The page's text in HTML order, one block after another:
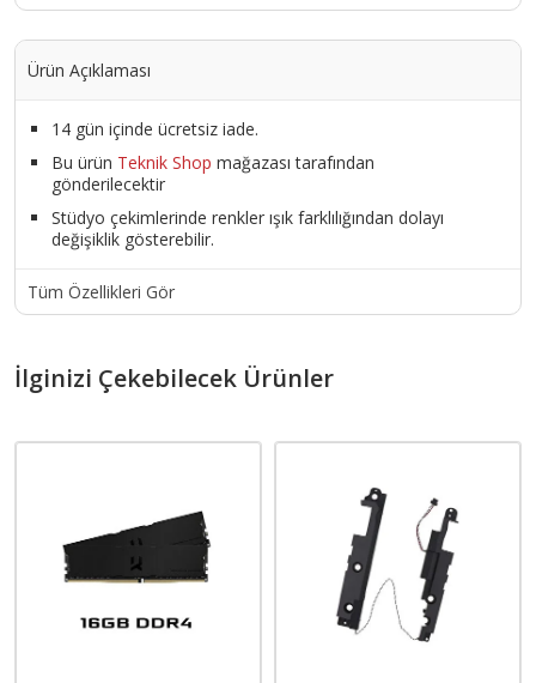
Ürün Açıklaması
14 gün içinde ücretsiz iade.
Bu ürün Teknik Shop mağazası tarafından
gönderilecektir
Stüdyo çekimlerinde renkler ışık farklılığından dolayı
değişiklik gösterebilir.
Tüm Özellikleri Gör
İlginizi Çekebilecek Ürünler